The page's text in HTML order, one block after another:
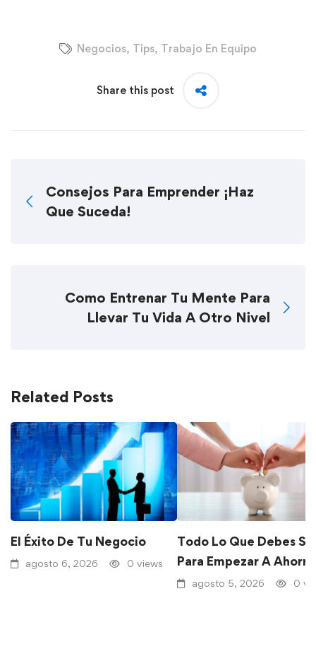
Negocios, Tips, Trabajo En Equipo
Share this post
Consejos Para Emprender ¡Haz
Que Suceda!
Como Entrenar Tu Mente Para
Llevar Tu Vida A Otro Nivel
Related Posts
El Éxito De Tu Negocio
agosto 6, 2026 0 views
Todo Lo Que Debes
Para Empezar A
agosto 5, 2026 0